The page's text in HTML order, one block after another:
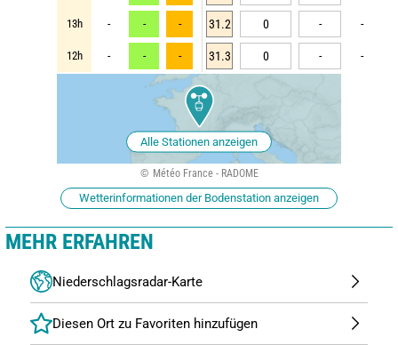
13h - - - 31.2 0 - -
12h - - - 31.3 0 - -
Alle Stationen anzeigen
Météo France - RADOME
Wetterinformationen der Bodenstation anzeigen
MEHR ERFAHREN
Niederschlagsradar-Karte